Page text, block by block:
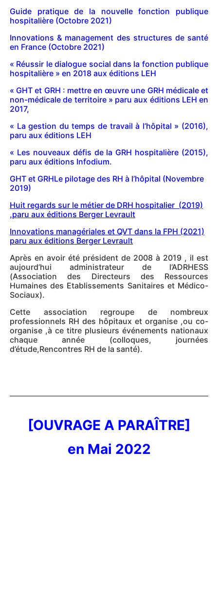
Guide pratique de la nouvelle fonction publique
hospitalière (Octobre 2021)
Innovations & management des structures de santé
en France (Octobre 2021)
« Réussir le dialogue social dans la fonction publique
hospitalière » en 2018 aux éditions LEH
« GHT et GRH : mettre en œuvre une GRH médicale et
non-médicale de territoire » paru aux éditions LEH en
2017,
« La gestion du temps de travail à l’hôpital » (2016),
paru aux éditions LEH
« Les nouveaux défis de la GRH hospitalière (2015),
paru aux éditions Infodium.
GHT et GRHLe pilotage des RH à l’hôpital (Novembre
2019)
Huit regards sur le métier de DRH hospitalier (2019)
,paru aux éditions Berger Levrault
Innovations managériales et QVT dans la FPH (2021)
paru aux éditions Berger Levrault
Après en avoir été président de 2008 à 2019 , il est
aujourd’hui administrateur de l’ADRHESS
(Association des Directeurs des Ressources
Humaines des Etablissements Sanitaires et Médico-
Sociaux).
Cette association regroupe de nombreux
professionnels RH des hôpitaux et organise ,ou co-
organise ,à ce titre plusieurs événements nationaux
chaque année (colloques, journées
d’étude,Rencontres RH de la santé).
[OUVRAGE A PARAÎTRE]
en Mai 2022